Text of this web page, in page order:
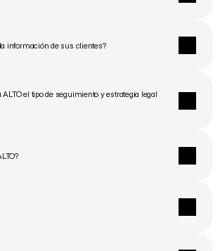
información de sus clientes?
ALTO el tipo de seguimiento y estrategia legal